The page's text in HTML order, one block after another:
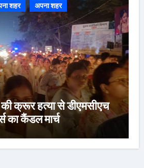
शहर अपना शहर
क्रूर हत्या से डीएमसीएच
का कैंडल मार्च